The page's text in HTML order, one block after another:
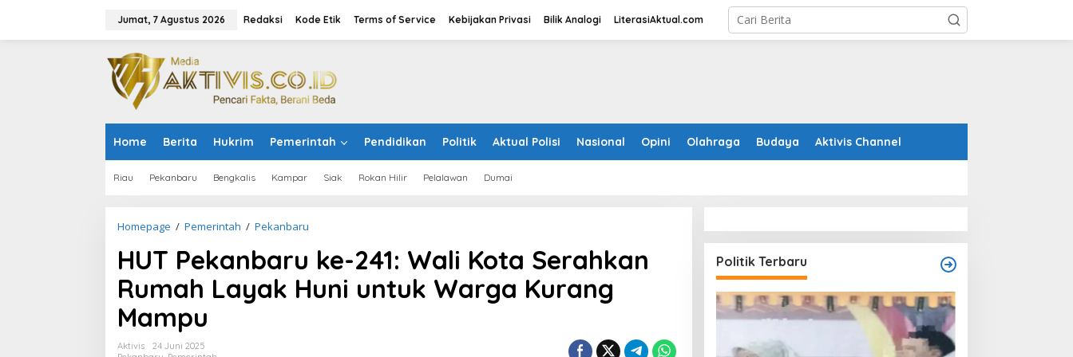
Jumat, 7 Agustus 2026 Redaksi Kode Etik Terms of Service Kebijakan Privasi Bilik Analogi LiterasiAktual.com
Home Berita Hukrim Pemerintah Pendidikan Politik Aktual Polisi Nasional Opini Olahraga Budaya Aktivis Channel
Riau Pekanbaru Bengkalis Kampar Siak Rokan Hilir Pelalawan Dumai
Homepage / Pemerintah / Pekanbaru
e
k
HUT Pekanbaru ke-241: Wali Kota Serahkan
Rumah Layak Huni untuk Warga Kurang
Mampu
Aktivis
24 Juni 2025
Politik Terbaru